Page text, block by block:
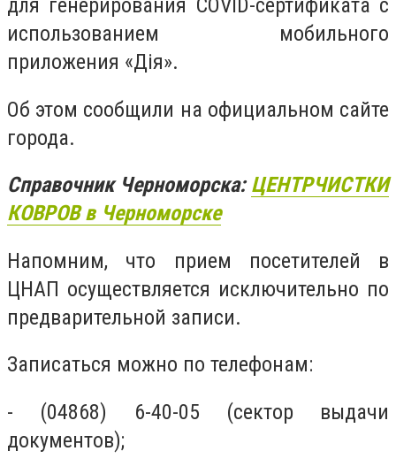
для генерирования COVID-сертификата с
использованием мобильного
приложения «Дія».
Об этом сообщили на официальном сайте
города.
Справочник Черноморска:ЦЕНТРЧИСТКИ
КОВРОВ в Черноморске
Напомним, что прием посетителей в
ЦНАП осуществляется исключительно по
предварительной записи.
Записаться можно по телефонам:
- (04868) 6-40-05 (сектор выдачи
документов);